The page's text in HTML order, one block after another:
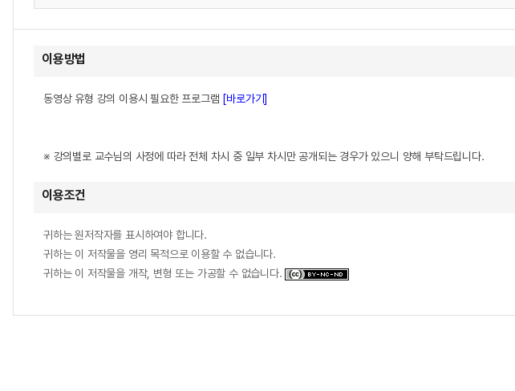
이용방법
동영상 유형 강의 이용시 필요한 프로그램 [바로가기]
※ 강의별로 교수님의 사정에 따라 전체 차시 중 일부 차시만 공개되는 경우가 있으니 양해 부탁드립니다.
이용조건
귀하는 원저작자를 표시하여야 합니다.
귀하는 이 저작물을 영리 목적으로 이용할 수 없습니다.
귀하는 이 저작물을 개작, 변형 또는 가공할 수 없습니다.